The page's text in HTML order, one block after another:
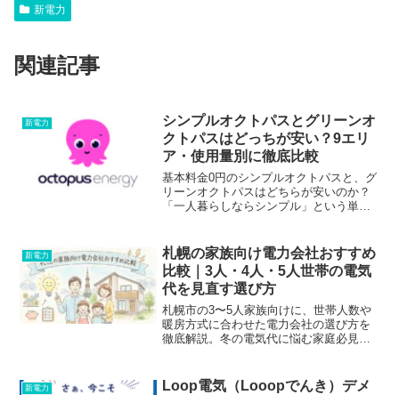
新電力
関連記事
新電力
シンプルオクトパスとグリーンオ
クトパスはどっちが安い？9エリ
ア・使用量別に徹底比較
基本料金0円のシンプルオクトパスと、グ
リーンオクトパスはどちらが安いのか？
「一人暮らしならシンプル」という単な
転するラインを徹底比較。1年後の自動移
行の注意点も解説します。
新電力
札幌の家族向け電力会社おすすめ
比較｜3人・4人・5人世帯の電気
代を見直す選び方
札幌市の3〜5人家族向けに、世帯人数や
暖房方式に合わせた電力会社の選び方を
徹底解説。冬の電気代に悩む家庭必見！
換え先タイプを紹介します。
新電力
Loop電気（Looopでんき）デメ